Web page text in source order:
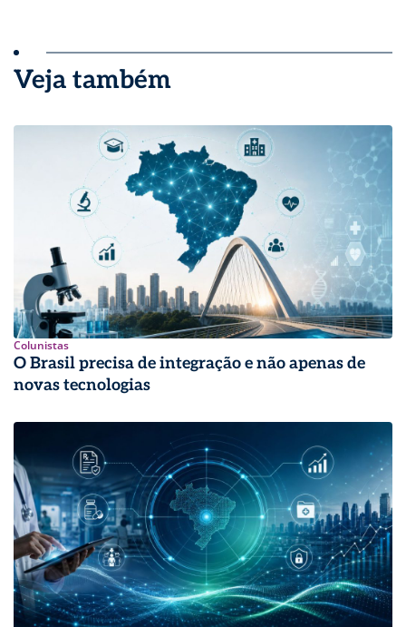
Veja também
Colunistas
O Brasil precisa de integração e não apenas de
novas tecnologias